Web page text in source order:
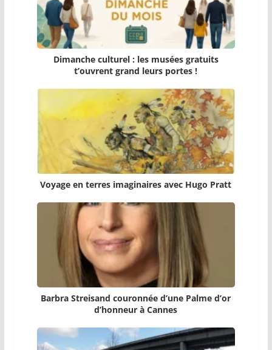
Dimanche culturel : les musées gratuits
t’ouvrent grand leurs portes !
Voyage en terres imaginaires avec Hugo Pratt
Barbra Streisand couronnée d’une Palme d’or
d’honneur à Cannes